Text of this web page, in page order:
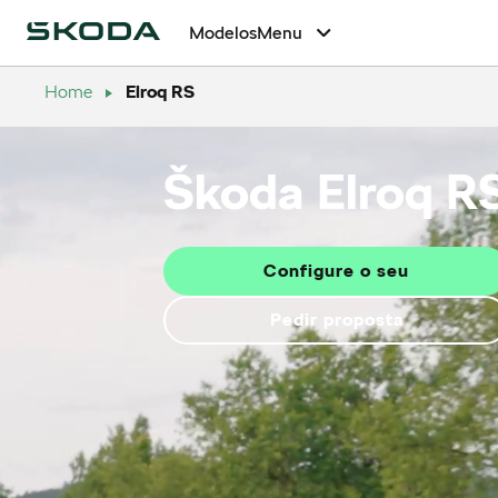
ModelosMenu
Home Elroq RS
Škoda Elroq
Configure o seu
Pedir proposta